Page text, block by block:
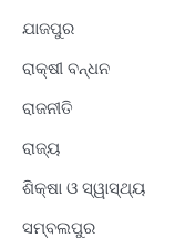
ଯାଜପୁର
ରାକ୍ଷୀ ବନ୍ଧନ
ରାଜନୀତି
ରାଜ୍ୟ
ଶିକ୍ଷା ଓ ସ୍ୱାସ୍ଥ୍ୟ
ସମ୍ବଲପୁର